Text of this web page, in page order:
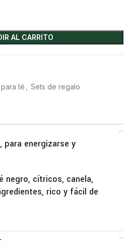
AL CARRITO
té
Sets de regalo
para energizarse y
negro, cítricos, canela,
rico y fácil de